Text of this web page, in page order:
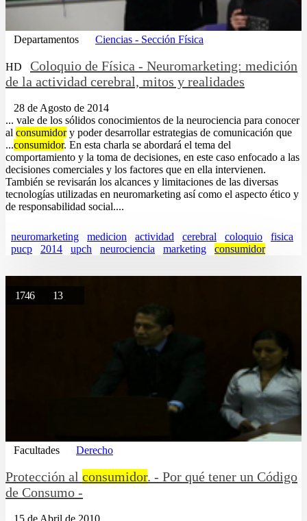
Departamentos Ciencias - Sección Física
HD
Coloquio de Física - Neuromarketing: medición
de la actividad cerebral, mitos y realidades
28 de Agosto de 2014
... vale de los sólidos conocimientos de la neurociencia para conocer
al consumidory poder desarrollar estrategias de comunicación que
...consumidor. En esta charla se abordará el tema del
comportamiento y la toma de decisiones, en este caso enfocado a las
decisiones comerciales y los factores que en ella intervienen.
También se revisarán los alcances y limitaciones de las diversas
tecnologías utilizadas en neuromarketing así como el aspecto ético y
de responsabilidad social....
neuromarketing medicion actividad cerebral coloquio
fisica
pucp
2014 upch neurociencia marketing consumidor
1746 13
Facultades Derecho
Protección al consumidor. - Por qué tener un Código
de Consumo -
15 de Abril de 2010